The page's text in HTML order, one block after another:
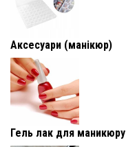
Аксесуари (манікюр)
Гель лак для маникюру